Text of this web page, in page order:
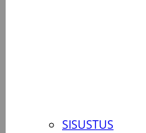
SISUSTUS